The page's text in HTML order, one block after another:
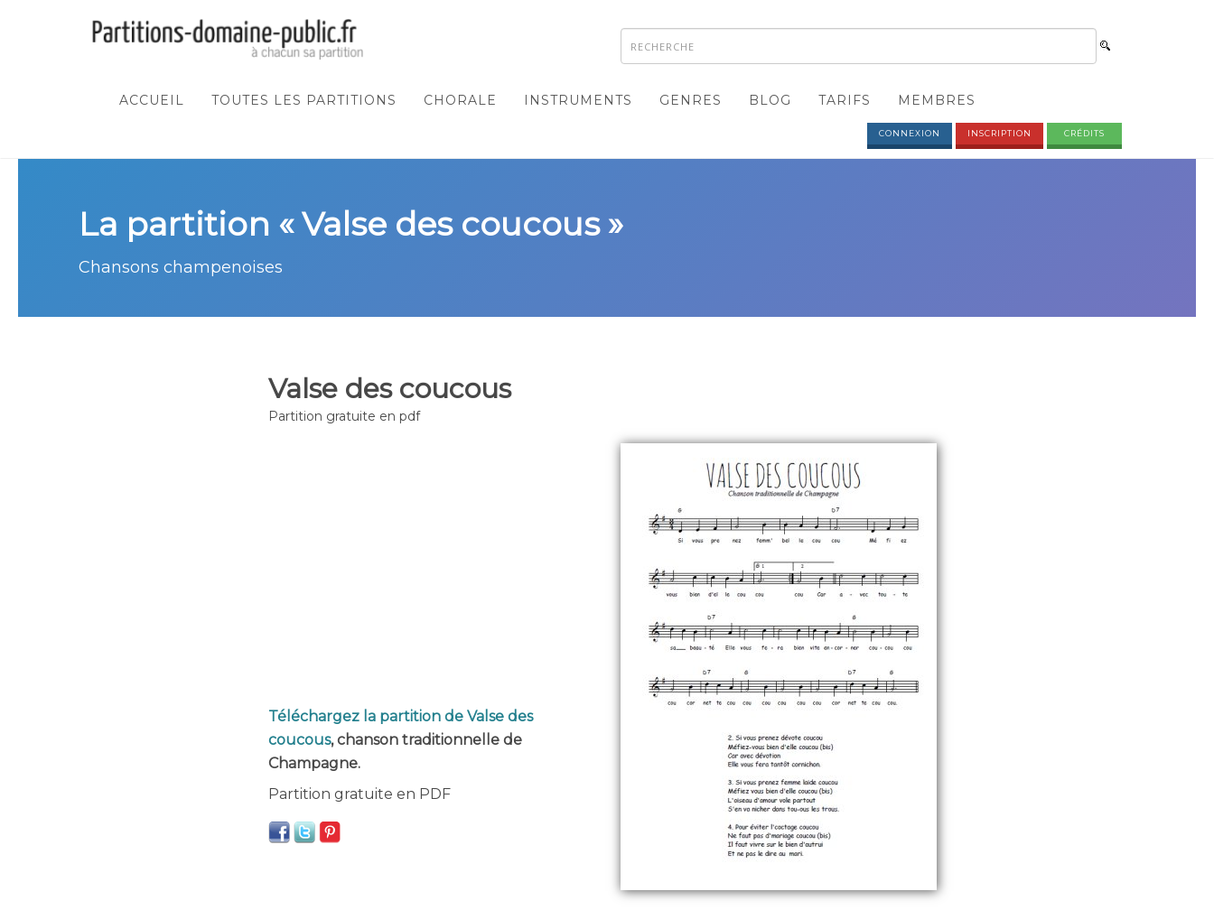
ACCUEIL TOUTES LES PARTITIONS CHORALE INSTRUMENTS GENRES BLOG TARIFS MEMBRES
CONNEXION INSCRIPTION CRÉDITS
La partition « Valse des coucous »
Chansons champenoises
Valse des coucous
Partition gratuite en pdf
Téléchargez la partition de Valse des
coucous, chanson traditionnelle de
Champagne.
Partition gratuite en PDF